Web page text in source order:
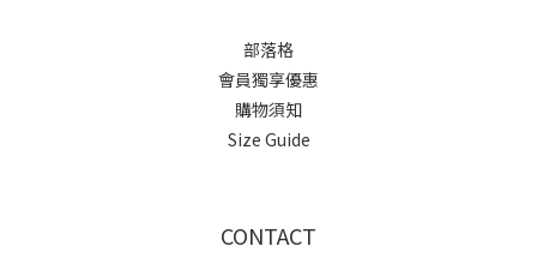
部落格
會員獨享優惠
購物須知
Size Guide
CONTACT